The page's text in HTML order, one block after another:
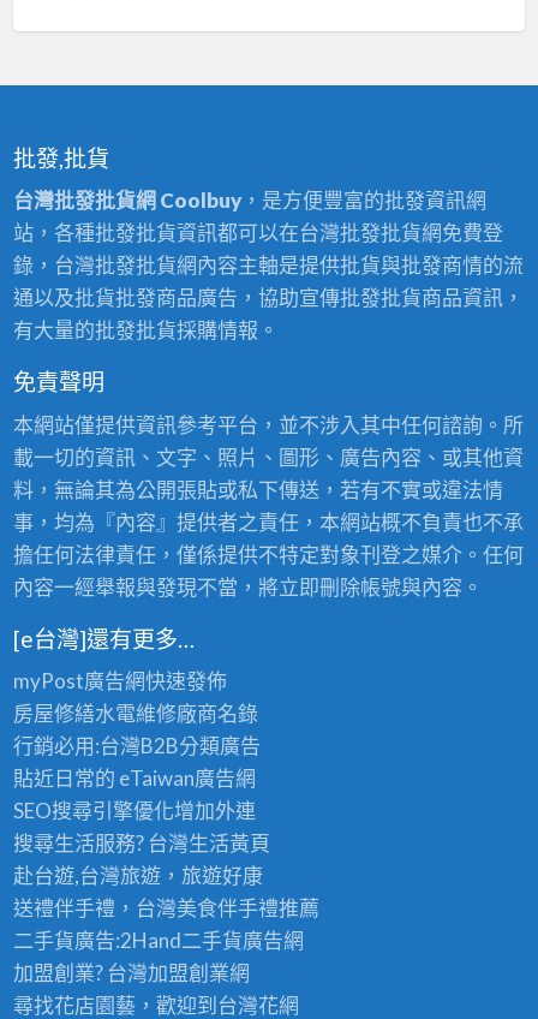
批發,批貨
台灣批發批貨網 Coolbuy，是方便豐富的批發資訊網
站，各種批發批貨資訊都可以在台灣批發批貨網免費登
錄，台灣批發批貨網內容主軸是提供批貨與批發商情的流
通以及批貨批發商品廣告，協助宣傳批發批貨商品資訊，
有大量的批發批貨採購情報。
免責聲明
本網站僅提供資訊參考平台，並不涉入其中任何諮詢。所
載一切的資訊、文字、照片、圖形、廣告內容、或其他資
料，無論其為公開張貼或私下傳送，若有不實或違法情
事，均為『內容』提供者之責任，本網站概不負責也不承
擔任何法律責任，僅係提供不特定對象刊登之媒介。任何
內容一經舉報與發現不當，將立即刪除帳號與內容。
[e台灣]還有更多…
myPost廣告網快速發佈
房屋修繕水電維修廠商名錄
行銷必用:台灣B2B分類廣告
貼近日常的 eTaiwan廣告網
SEO搜尋引擎優化增加外連
搜尋生活服務? 台灣生活黃頁
赴台遊,台灣旅遊，旅遊好康
送禮伴手禮，台灣美食伴手禮推薦
二手貨廣告:2Hand二手貨廣告網
加盟創業? 台灣加盟創業網
尋找花店園藝，歡迎到 台灣花網